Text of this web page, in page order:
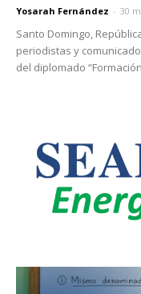
Yosarah Fernández - 30
Santo Domingo,
periodistas y
del diplomado